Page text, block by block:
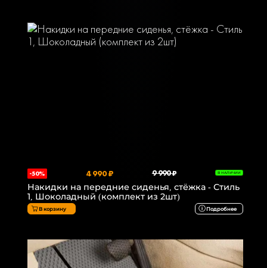
-50% 4 990 ₽ 9 990 ₽ В НАЛИЧИИ
Накидки на передние сиденья, стёжка - Стиль
1, Шоколадный (комплект из 2шт)
В корзину Подробнее